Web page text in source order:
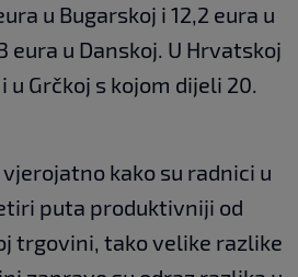
u Bugarskoj i 12,2 eura u
eura u Danskoj. U Hrvatskoj
u Grčkoj s kojom dijeli 20.
kako su radnici u
puta produktivniji od
trgovini, tako velike razlike